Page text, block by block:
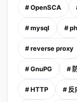
# OpenSCA
# mysql #
# reverse proxy
# GnuPG #
# HTTP # 反